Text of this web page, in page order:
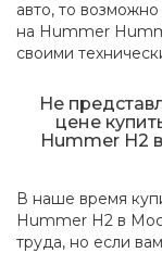
авто, то
на Hummer
своими
Не
цене
Hummer H2
В наше время
Hummer H2 в
труда, но если